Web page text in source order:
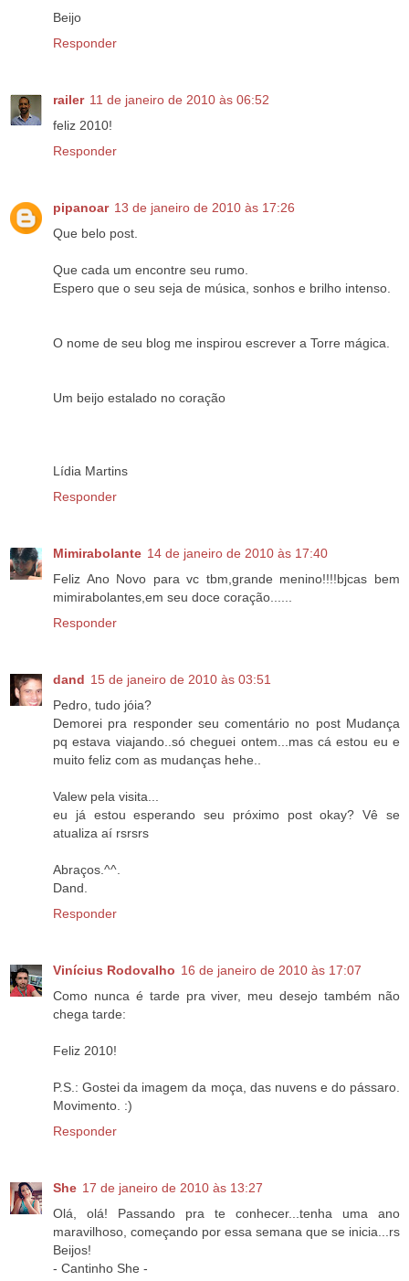
Beijo
Responder
railer 11 de janeiro de 2010 às 06:52
feliz 2010!
Responder
pipanoar 13 de janeiro de 2010 às 17:26
Que belo post.
Que cada um encontre seu rumo.
Espero que o seu seja de música, sonhos e brilho intenso.
O nome de seu blog me inspirou escrever a Torre mágica.
Um beijo estalado no coração
Lídia Martins
Responder
Mimirabolante 14 de janeiro de 2010 às 17:40
Feliz Ano Novo para vc tbm,grande menino!!!!bjcas bem
mimirabolantes,em seu doce coração......
Responder
dand 15 de janeiro de 2010 às 03:51
Pedro, tudo jóia?
Demorei pra responder seu comentário no post Mudança
pq estava viajando..só cheguei ontem...mas cá estou eu e
muito feliz com as mudanças hehe..
Valew pela visita...
eu já estou esperando seu próximo post okay? Vê se
atualiza aí rsrsrs
Abraços.^^.
Dand.
Responder
Vinícius Rodovalho 16 de janeiro de 2010 às 17:07
Como nunca é tarde pra viver, meu desejo também não
chega tarde:
Feliz 2010!
P.S.: Gostei da imagem da moça, das nuvens e do pássaro.
Movimento. :)
Responder
She 17 de janeiro de 2010 às 13:27
Olá, olá! Passando pra te conhecer...tenha uma ano
maravilhoso, começando por essa semana que se inicia...rs
Beijos!
- Cantinho She -